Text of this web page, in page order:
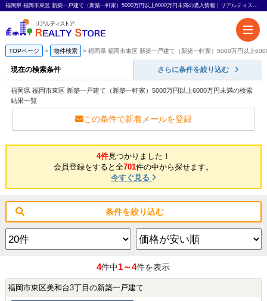
福岡県 福岡市東区 新築一戸建て（新築一軒家）5000万円以上6000万円未満の購入情報｜リアルティストア
TOPページ 物件検索 福岡県 福岡市東区 新築一戸建て（新築一軒家）5000万円以上
現在の検索条件 さらに条件を絞り込む
福岡県 福岡市東区 新築一戸建て（新築一軒家）5000万円以上6000万円未満の検索
結果一覧
この条件で新着メールを登録
4件見つかりました！
会員登録をすると全701件の中から探せます。
今すぐ見る
条件を絞り込む
4件中1～4件を表示
福岡市東区美和台3丁目の新築一戸建て